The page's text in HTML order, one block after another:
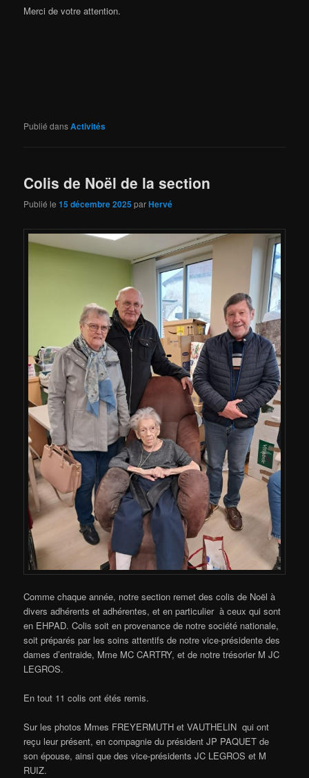
Merci de votre attention.
Publié dansActivités
Colis de Noël de la section
Publié le15 décembre 2025 parHervé
Comme chaque année, notre section remet des colis de Noël à
divers adhérents et adhérentes, et en particulier à ceux qui sont
en EHPAD. Colis soit en provenance de notre société nationale,
soit préparés par les soins attentifs de notre vice-présidente des
dames d’entraide, Mme MC CARTRY, et de notre trésorier M JC
LEGROS.
En tout 11 colis ont étés remis.
Sur les photos Mmes FREYERMUTH et VAUTHELIN qui ont
reçu leur présent, en compagnie du président JP PAQUET de
son épouse, ainsi que des vice-présidents JC LEGROS et M
RUIZ.